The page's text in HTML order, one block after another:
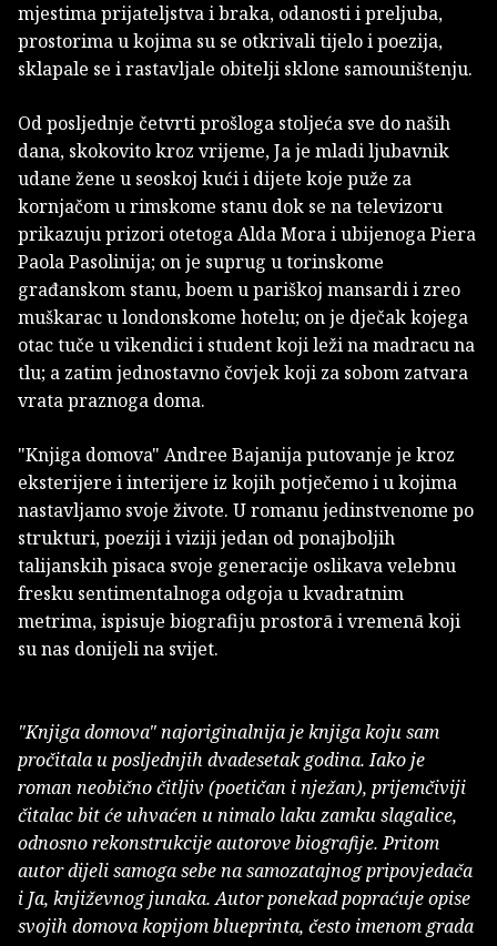
mjestima prijateljstva i braka, odanosti i preljuba,
prostorima u kojima su se otkrivali tijelo i poezija,
sklapale se i rastavljale obitelji sklone samouništenju.
Od posljednje četvrti prošloga stoljeća sve do naših
dana, skokovito kroz vrijeme, Ja je mladi ljubavnik
udane žene u seoskoj kući i dijete koje puže za
kornjačom u rimskome stanu dok se na televizoru
prikazuju prizori otetoga Alda Mora i ubijenoga Piera
Paola Pasolinija; on je suprug u torinskome
građanskom stanu, boem u pariškoj mansardi i zreo
muškarac u londonskome hotelu; on je dječak kojega
otac tuče u vikendici i student koji leži na madracu na
tlu; a zatim jednostavno čovjek koji za sobom zatvara
vrata praznoga doma.
"Knjiga domova" Andree Bajanija putovanje je kroz
eksterijere i interijere iz kojih potječemo i u kojima
nastavljamo svoje živote. U romanu jedinstvenome po
strukturi, poeziji i viziji jedan od ponajboljih
talijanskih pisaca svoje generacije oslikava velebnu
fresku sentimentalnoga odgoja u kvadratnim
metrima, ispisuje biografiju prostorā i vremenā koji
su nas donijeli na svijet.
"Knjiga domova" najoriginalnija je knjiga koju sam
pročitala u posljednjih dvadesetak godina. Iako je
roman neobično čitljiv (poetičan i nježan), prijemčiviji
čitalac bit će uhvaćen u nimalo laku zamku slagalice,
odnosno rekonstrukcije autorove biografije. Pritom
autor dijeli samoga sebe na samozatajnog pripovjedača
i Ja, književnog junaka. Autor ponekad popraćuje opise
svojih domova kopijom blueprinta, često imenom grada